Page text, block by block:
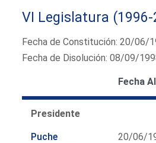
VI Legislatura (1996-
Fecha de Constitución: 20/06/
Fecha de Disolución: 08/09/
Fecha
Presidente
Puche
20/06/